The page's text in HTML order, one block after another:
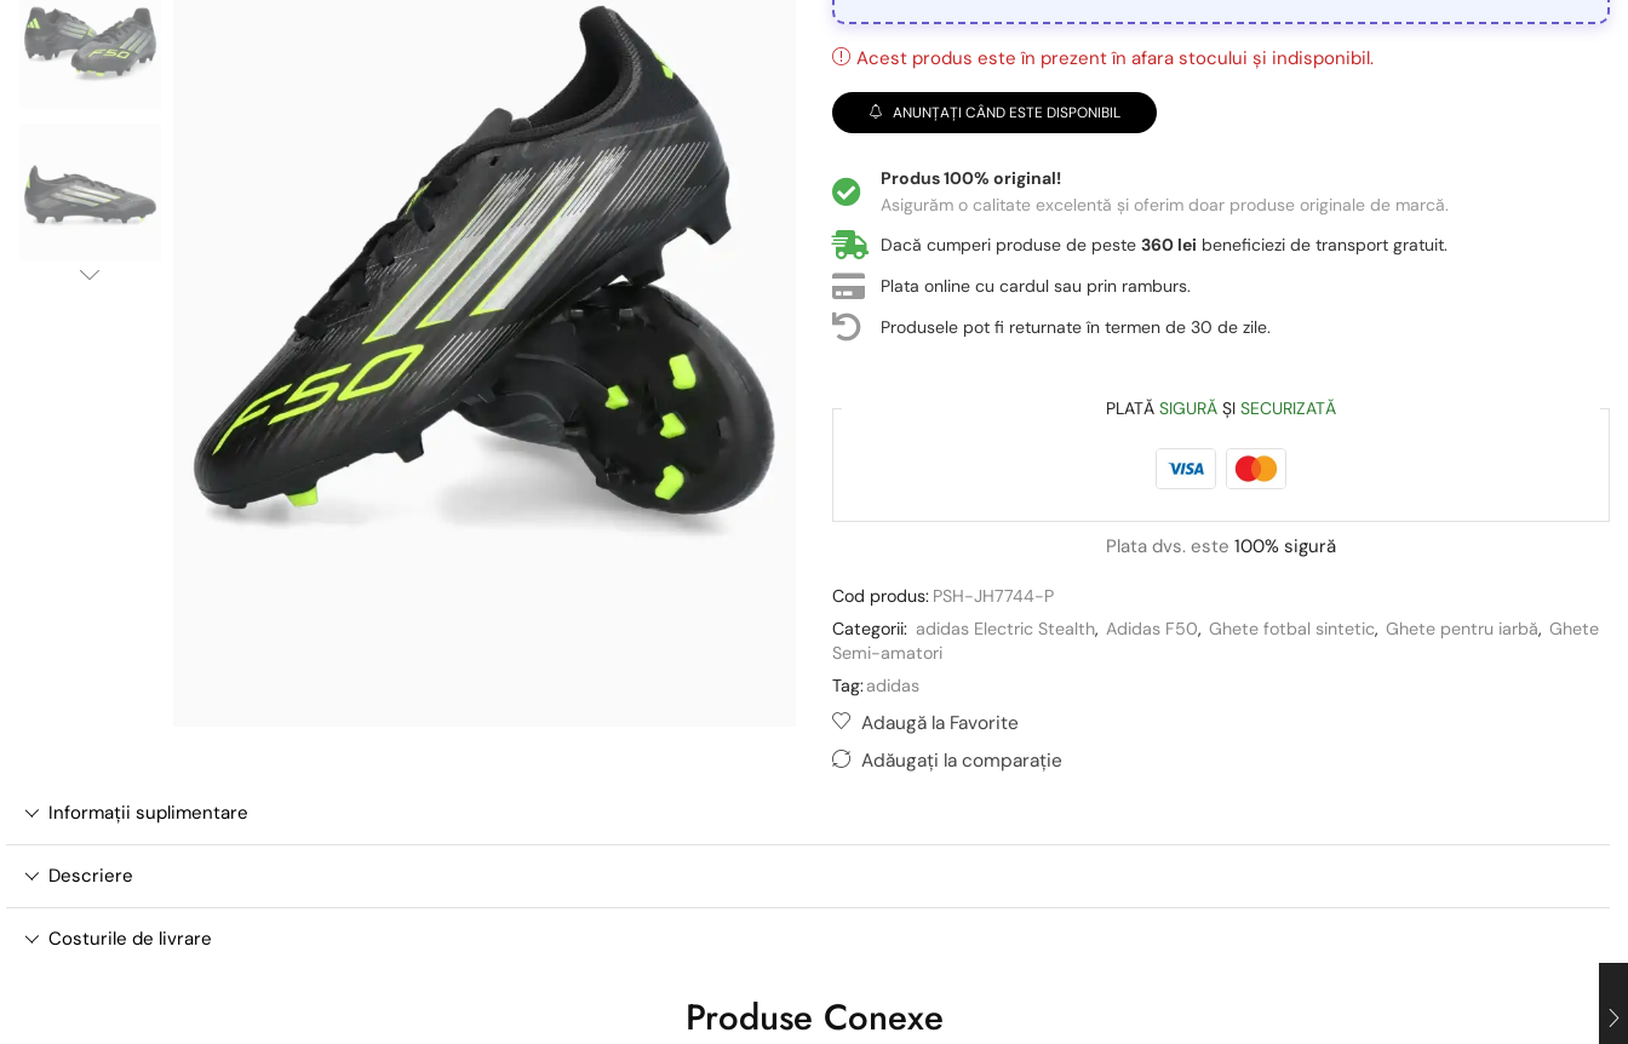
Acest produs este în prezent în afara stocului și indisponibil.
ANUNȚAȚI CÂND ESTE DISPONIBIL
Produs 100% original!
Asigurăm o calitate excelentă și oferim doar produse originale de marcă.
Dacă cumperi produse de peste 360 lei beneficiezi de transport gratuit.
Plata online cu cardul sau prin ramburs.
Produsele pot fi returnate în termen de 30 de zile.
PLATĂ SIGURĂ ȘI SECURIZATĂ
Plata dvs. este 100% sigură
Cod produs: PSH-JH7744-P
Categorii: adidas Electric Stealth, Adidas F50, Ghete fotbal sintetic, Ghete pentru iarbă, Ghete
Semi-amatori
Tag:adidas
Adaugă la Favorite
Adăugați la comparație
Informații suplimentare
Descriere
Costurile de livrare
Produse Conexe